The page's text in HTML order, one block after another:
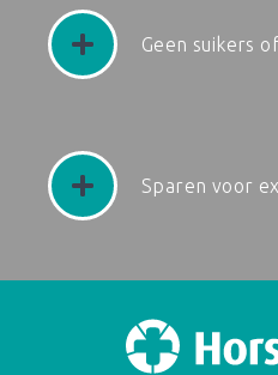
Geen suikers
Sparen voor